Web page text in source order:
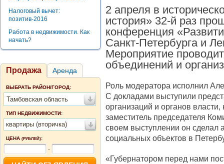
Налоговый вычет:
позитив-2016
Работа в недвижимости. Как
начать?
Продажа Аренда
ВЫБРАТЬ РАЙОН/ГОРОД:
Тамбовская область
ТИП НЕДВИЖИМОСТИ:
квартиры (вторичка)
ЦЕНА (РУБЛЕЙ):
-
2 апреля в
история» 32-й раз
конференция
Санкт-Петербурга и
Мероприятие
объединений и
Роль модератора исполнил
С докладами выступили
организаций и органов
заместитель председателя
своем выступлении он сделал
социальных объектов в
«Губернатором перед нами